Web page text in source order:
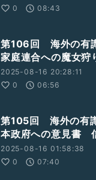
0
08:43
第106回 海外の有
家庭連合への魔女狩
2025-08-16 20:28:11
0
06:56
第105回 海外の有
本政府への意見書
2025-08-16 01:58:38
0
07:40